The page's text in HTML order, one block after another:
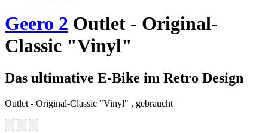
Geero 2 Outlet - Original-
Classic "Vinyl"
Das ultimative E-Bike im Retro Design
Outlet - Original-Classic "Vinyl" , gebraucht